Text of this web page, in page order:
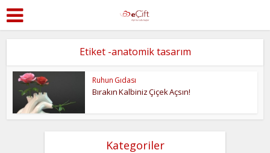
Etiket -anatomik tasarım
Ruhun Gıdası
Bırakın Kalbiniz Çiçek Açsın!
Kategoriler